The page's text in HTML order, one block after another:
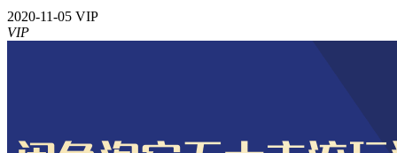
2020-11-05 VIP
VIP